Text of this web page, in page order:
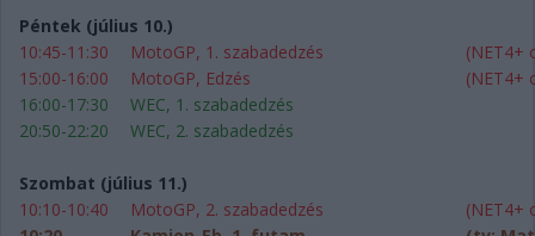
Péntek (július 10.)
10:45-11:30
MotoGP, 1. szabadedzés
(NET4+
15:00-16:00
MotoGP, Edzés
(NET4+
16:00-17:30
WEC, 1. szabadedzés
20:50-22:20
WEC, 2. szabadedzés
Szombat (július 11.)
10:10-10:40
MotoGP, 2. szabadedzés
(NET4+